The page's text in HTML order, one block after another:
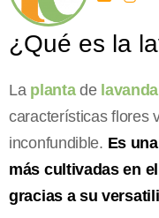
¿Qué es la
La plantade lavanda
características flores
inconfundible. Es
más cultivadas en el
gracias a su